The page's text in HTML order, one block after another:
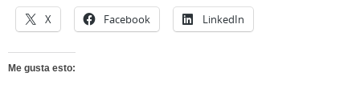
X Facebook LinkedIn
Me gusta esto: